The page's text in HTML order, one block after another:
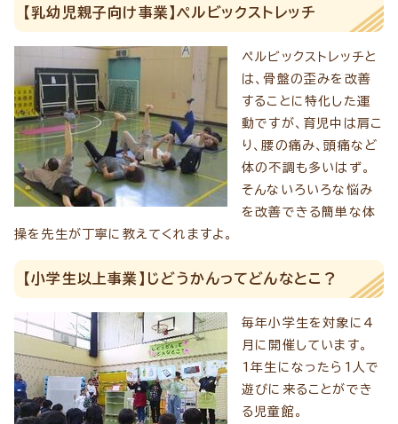
【乳幼児親子向け事業】ペルビックストレッチ
ペルビックストレッチと
は、骨盤の歪みを改善
することに特化した運
動ですが、育児中は肩こ
り、腰の痛み、頭痛など
体の不調も多いはず。
そんないろいろな悩み
を改善できる簡単な体
操を先生が丁寧に教えてくれますよ。
【小学生以上事業】じどうかんってどんなとこ？
毎年小学生を対象に4
月に開催しています。
1年生になったら1人で
遊びに来ることができ
る児童館。